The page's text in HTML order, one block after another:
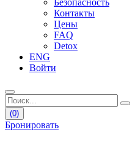
Безопасность
Контакты
Цены
FAQ
Detox
ENG
Войти
(0)
Бронировать